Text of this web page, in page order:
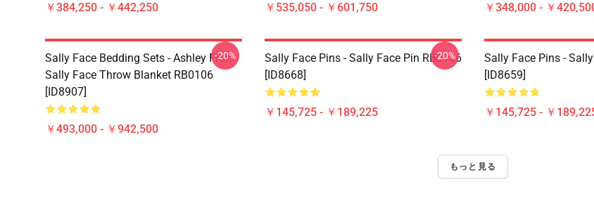
￥384,250 - ￥442,250 ￥535,050 - ￥601,750 ￥348,000 - ￥
Sally Face Bedding Sets - Ashley From
Sally Face Throw Blanket RB0106
[ID8907]
￥493,000 - ￥942,500
-20%
Sally Face Pins - Sally Face Pin RB0106
[ID8668]
￥145,725 - ￥189,225
-20%
Sally Face Pins -
[ID8659]
￥145,725 - ￥
もっと見る